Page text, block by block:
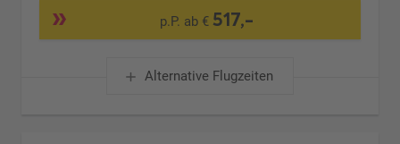
p.P. ab € 517,-
Alternative Flugzeiten